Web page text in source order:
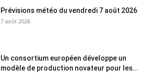
Prévisions météo du vendredi 7 août 2026
7 août 2026
Un consortium européen développe un
modèle de production novateur pour les...